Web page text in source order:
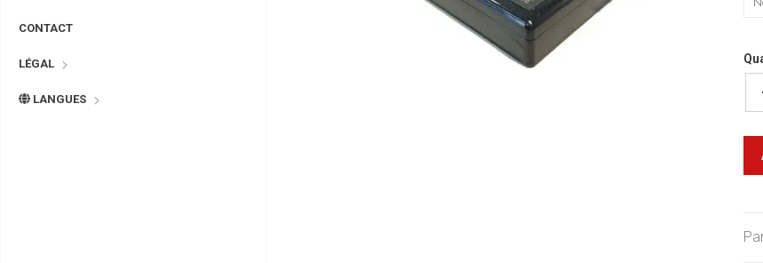
CONTACT
LÉGAL
LANGUES